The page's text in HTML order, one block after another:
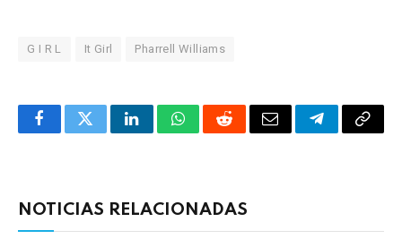
G I R L It Girl Pharrell Williams
FacebookTwitterLinkedInWhatsAppRedditCorreoTelegrama
NOTICIAS RELACIONADAS